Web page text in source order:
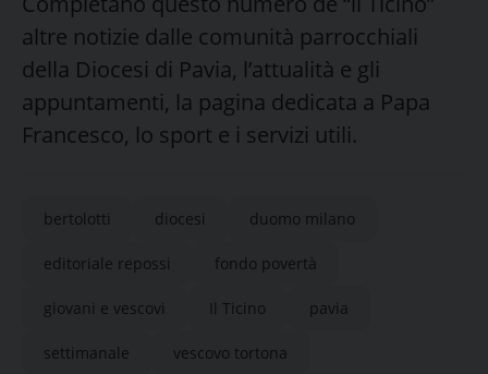
altre notizie dalle comunità parrocchiali
della Diocesi di Pavia, l’attualità e gli
appuntamenti, la pagina dedicata a Papa
Francesco, lo sport e i servizi utili.
bertolotti diocesi duomo milano
editoriale repossi fondo povertà
giovani e vescovi Il Ticino pavia
settimanale vescovo tortona